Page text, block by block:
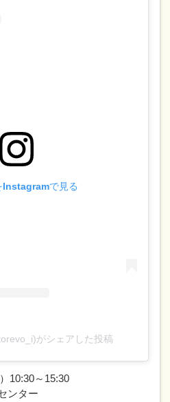
Instagramで見る
がシェアした投稿
10:30～15:30
ンター